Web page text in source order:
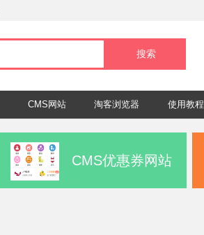
CMS网站 淘客浏览器 使用教程
CMS优惠券网站